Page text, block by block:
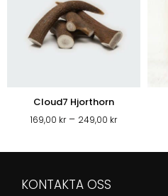
Cloud7 Hjorthorn
169,00 kr – 249,00 krPrisintervall:
KONTAKTA OSS